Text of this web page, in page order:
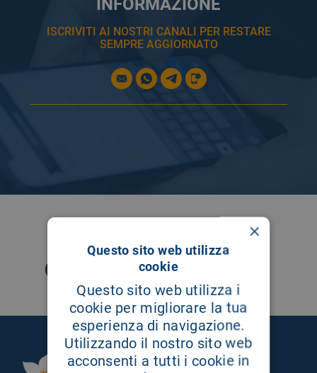
INFORMAZIONE
ISCRIVITI AI NOSTRI CANALI PER RESTARE
SEMPRE AGGIORNATO
Fondazione Istituto
×
Questo sito web utilizza
cookie
Questo sito web utilizza i
cookie per migliorare la tua
esperienza di navigazione.
Utilizzando il nostro sito web
acconsenti a tutti i cookie in